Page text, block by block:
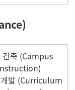
건축 (Campus
개발 (Curriculum